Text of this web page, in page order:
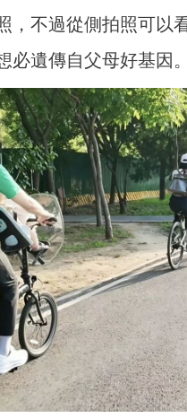
，不過從側拍照可以
必遺傳自父母好基因。